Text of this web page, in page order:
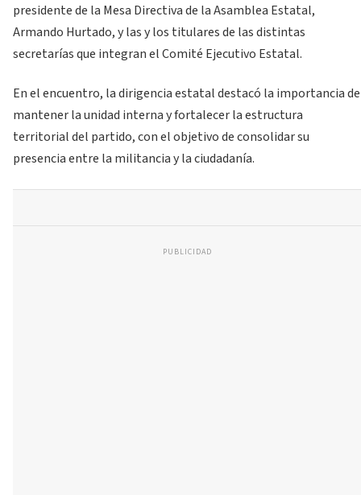
presidente de la Mesa Directiva de la Asamblea Estatal,
Armando Hurtado, y las y los titulares de las distintas
secretarías que integran el Comité Ejecutivo Estatal.
En el encuentro, la dirigencia estatal destacó la importancia de
mantener la unidad interna y fortalecer la estructura
territorial del partido, con el objetivo de consolidar su
presencia entre la militancia y la ciudadanía.
PUBLICIDAD